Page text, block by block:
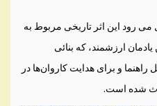
می رود این اثر تاریخی مربوط به
ارزشمند، که بنائی
و برای هدایت کاروان‌ها در
شده است.